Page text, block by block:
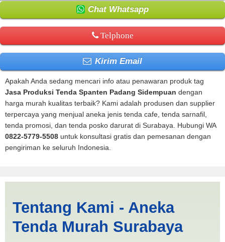
Chat Whatsapp
Telphone
Kirim Email
Apakah Anda sedang mencari info atau penawaran produk tag
Jasa Produksi Tenda Spanten Padang Sidempuan dengan
harga murah kualitas terbaik? Kami adalah produsen dan supplier
terpercaya yang menjual aneka jenis tenda cafe, tenda sarnafil,
tenda promosi, dan tenda posko darurat di Surabaya. Hubungi WA
0822-5779-5508 untuk konsultasi gratis dan pemesanan dengan
pengiriman ke seluruh Indonesia.
Spanten Padang Sidempuan
| PRODUKSI ANEKA TENDA
Tentang Kami - Aneka
Tenda Murah Surabaya